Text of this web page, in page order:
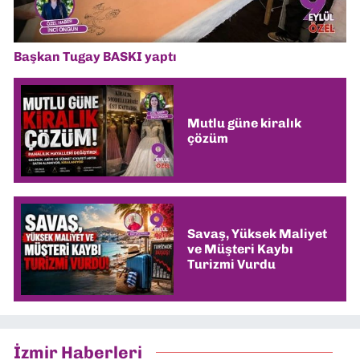
Başkan Tugay BASKI yaptı
Mutlu güne kiralık
çözüm
Savaş, Yüksek Maliyet
ve Müşteri Kaybı
Turizmi Vurdu
İzmir Haberleri